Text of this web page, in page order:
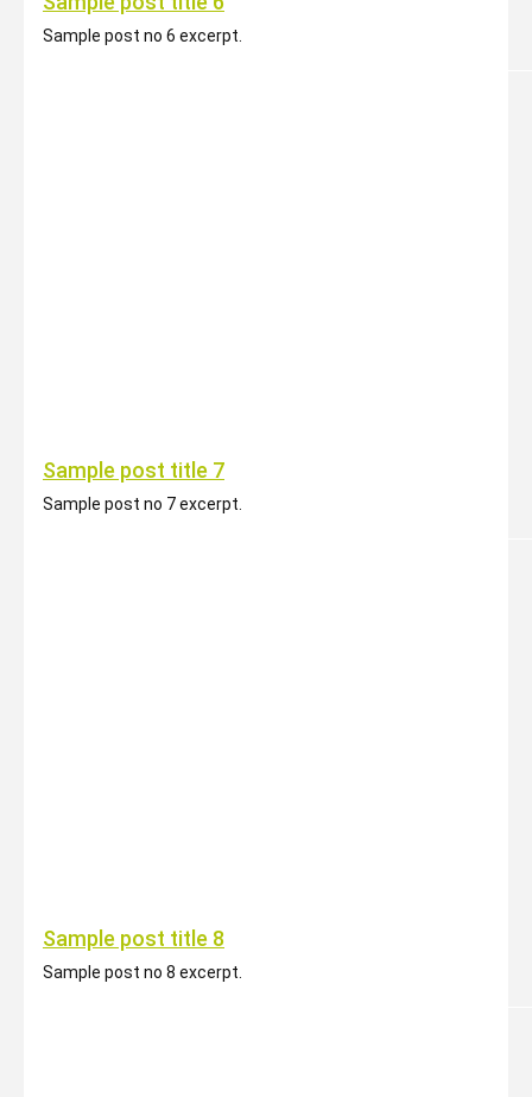
Sample post no 6 excerpt.
Sample post title 7
Sample post no 7 excerpt.
Sample post title 8
Sample post no 8 excerpt.